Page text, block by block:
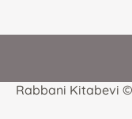
Rabbani Kitabevi ©